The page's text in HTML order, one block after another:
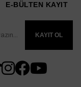
E-BÜLTEN KAYIT
KAYIT OL